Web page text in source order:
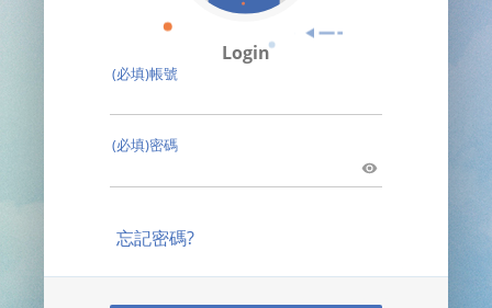
Login
(必填)帳號
(必填)密碼
忘記密碼?